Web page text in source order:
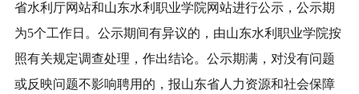
省水利厅网站和山东水利职业学院网站进行公示，公示期
为5个工作日。公示期间有异议的，由山东水利职业学院按
照有关规定调查处理，作出结论。公示期满，对没有问题
或反映问题不影响聘用的，报山东省人力资源和社会保障